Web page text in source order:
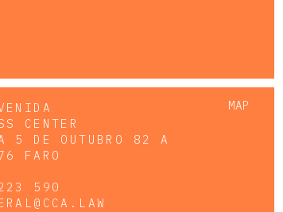
MAP
CENTER
5 DE OUTUBRO 82 A
FARO
590